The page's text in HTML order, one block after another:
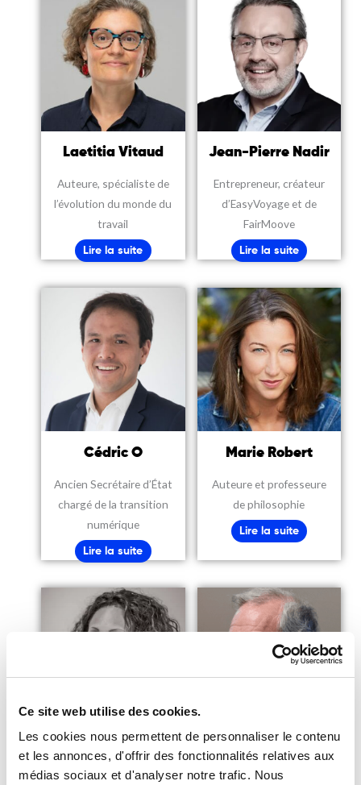
Ce site web utilise des cookies.
Les cookies nous permettent de personnaliser le contenu
et les annonces, d'offrir des fonctionnalités relatives aux
médias sociaux et d'analyser notre trafic. Nous
Laetitia Vitaud
Auteure, spécialiste de
l’évolution du monde du
travail
Lire la suite
Jean-Pierre Nadir
Entrepreneur, créateur
d’EasyVoyage et de
FairMoove
Lire la suite
Cédric O
Ancien Secrétaire d’État
chargé de la transition
numérique
Lire la suite
Marie Robert
Auteure et professeure
de philosophie
Lire la suite
Laura Flessel Pascal Picq